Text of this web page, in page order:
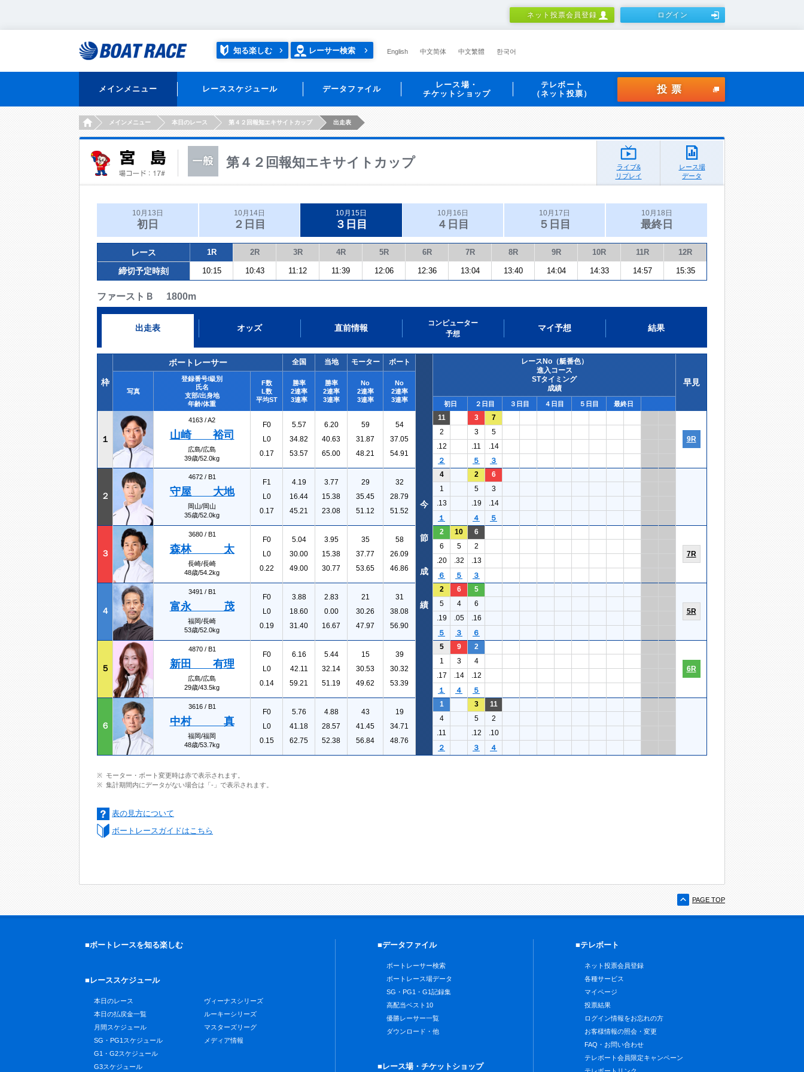
ネット投票会員登録 ログイン
知る楽しむ レーサー検索 English 中文简体 中文繁體 한국어
メインメニュー レーススケジュール データファイル
レース場・
チケットショップ
テレボート
（ネット投票）
投票
HOMEメインメニュー 本日のレース 第４２回報知エキサイトカップ 出走表
第４２回報知エキサイトカップ
ライブ&
リプレイ
レース場
データ
10月13日
初日
10月14日
２日目
10月15日
３日目
10月16日
４日目
10月17日
５日目
10月18日
最終日
レース 1R 2R 3R 4R 5R 6R 7R 8R 9R 10R 11R 12R
締切予定時刻 10:15 10:43 11:12 11:39 12:06 12:36 13:04 13:40 14:04 14:33 14:57 15:35
ファーストＢ 1800m
出走表 オッズ 直前情報
コンピューター
予想
マイ予想 結果
枠
ボートレーサー 全国 当地 モーター ボート
レースNo（艇番色）
進入コース
STタイミング
成績
早見
写真
登録番号/級別
氏名
支部/出身地
年齢/体重
F数
L数
平均ST
勝率
2連率
3連率
勝率
2連率
3連率
No
2連率
3連率
No
2連率
3連率
初日 ２日目 ３日目 ４日目 ５日目 最終日
１
4163 /A2
山崎 裕司
広島/広島
39歳/52.0kg
F0
L0
0.17
5.57
34.82
53.57
6.20
40.63
65.00
59
31.87
48.21
54
37.05
54.91
11 3 7
9R
2 3
5
.12
.11
.14
２
５ ３
２
4672 / B1
守屋 大地
岡山/岡山
35歳/52.0kg
F1
L0
0.17
4.19
16.44
45.21
3.77
15.38
23.08
29
35.45
51.12
32
28.79
51.52
4 2
6
1
5
3
.13
.19
.14
１
４ ５
３
3680 / B1
森林 太
長崎/長崎
48歳/54.2kg
F0
L0
0.22
5.04
30.00
49.00
3.95
15.38
30.77
35
37.77
53.65
58
26.09
46.86
2 10 6
7R
6 5
2
.20
.32
.13
６
５ ３
４
3491 / B1
富永 茂
福岡/長崎
53歳/52.0kg
F0
L0
0.19
3.88
18.60
31.40
2.83
0.00
16.67
21
30.26
47.97
31
38.08
56.90
2 6 5
5R
5 4
6
.19
.05
.16
５
３ ６
５
4870 / B1
新田 有理
広島/広島
29歳/43.5kg
F0
L0
0.14
6.16
42.11
59.21
5.44
32.14
51.19
15
30.53
49.62
39
30.32
53.39
5 9 2
6R
1 3
4
.17
.14
.12
１
４ ５
６
3616 / B1
中村 真
福岡/福岡
48歳/53.7kg
F0
L0
0.15
5.76
41.18
62.75
4.88
28.57
52.38
43
41.45
56.84
19
34.71
48.76
1 3
11
4
5
2
.11
.12
.10
２
３ ４
今
節
成
績
モーター・ボート変更時は赤で表示されます。
集計期間内にデータがない場合は「-」で表示されます。
表の見方について
ボートレースガイドはこちら
PAGE TOP
■ボートレースを知る楽しむ
■レーススケジュール
本日のレース
本日の払戻金一覧
月間スケジュール
SG・PG1スケジュール
G1・G2スケジュール
G3スケジュール
ヴィーナスシリーズ
ルーキーシリーズ
マスターズリーグ
メディア情報
■データファイル
ボートレーサー検索
ボートレース場データ
SG・PG1・G1記録集
高配当ベスト10
優勝レーサー一覧
ダウンロード・他
■レース場・チケットショップ
■テレボート
ネット投票会員登録
各種サービス
マイページ
投票結果
ログイン情報をお忘れの方
お客様情報の照会・変更
FAQ・お問い合わせ
テレボート会員限定キャンペーン